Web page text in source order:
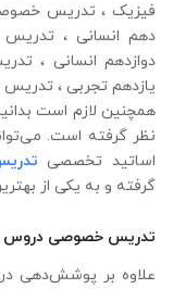
فیزیک ، تدریس
دهم انسانی ،
دوازدهم انسانی ،
یازدهم تجربی ،
همچنین لازم است
نظر گرفته است.
اساتید تخصصی
گرفته و به یکی از
تدریس خصوصی دروس
علاوه ‌بر پوشش‌دهی